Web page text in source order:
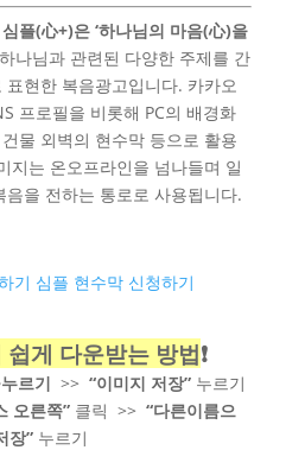
심플(心+)은 ‘하나님의 마음(心)을
하나님과 관련된 다양한 주제를 간
현한 복음광고입니다. 카카오
프로필을 비롯해 PC의 배경화
물 외벽의 현수막 등으로 활용
지는 온오프라인을 넘나들며 일
을 전하는 통로로 사용됩니다.
기 심플 현수막 신청하기
게 다운받는 방법❗
르기 >> “이미지 저장”누르기
오른쪽”클릭 >> “다른이름으
장”누르기